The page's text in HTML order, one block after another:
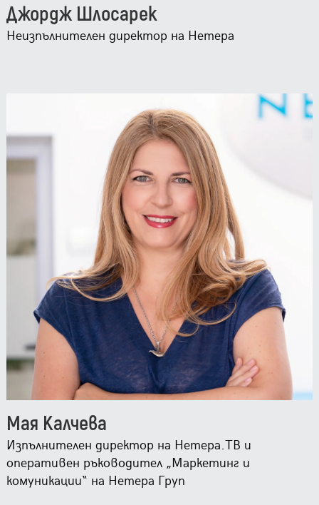
Джордж Шлосарек
Неизпълнителен директор на Нетера
Мая Калчева
Изпълнителен директор на Нетера.ТВ и
оперативен ръководител „Маркетинг и
комуникации“ на Нетера Груп